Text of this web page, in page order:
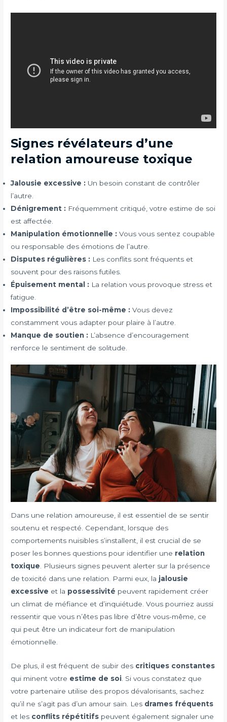
Signes révélateurs d’une
relation amoureuse toxique
Jalousie excessive : Un besoin constant de contrôler
l’autre.
Dénigrement : Fréquemment critiqué, votre estime de soi
est affectée.
Manipulation émotionnelle : Vous vous sentez coupable
ou responsable des émotions de l’autre.
Disputes régulières : Les conflits sont fréquents et
souvent pour des raisons futiles.
Épuisement mental : La relation vous provoque stress et
fatigue.
Impossibilité d’être soi-même : Vous devez
constamment vous adapter pour plaire à l’autre.
Manque de soutien : L’absence d’encouragement
renforce le sentiment de solitude.
Dans une relation amoureuse, il est essentiel de se sentir
soutenu et respecté. Cependant, lorsque des
comportements nuisibles s’installent, il est crucial de se
poser les bonnes questions pour identifier une relation
toxique . Plusieurs signes peuvent alerter sur la présence
de toxicité dans une relation. Parmi eux, la jalousie
excessive et la possessivité peuvent rapidement créer
un climat de méfiance et d’inquiétude. Vous pourriez aussi
ressentir que vous n’êtes pas libre d’être vous-même, ce
qui peut être un indicateur fort de manipulation
émotionnelle.
De plus, il est fréquent de subir des critiques constantes
qui minent votre estime de soi . Si vous constatez que
votre partenaire utilise des propos dévalorisants, sachez
qu’il ne s’agit pas d’un amour sain. Les drames fréquents
et les conflits répétitifs peuvent également signaler une